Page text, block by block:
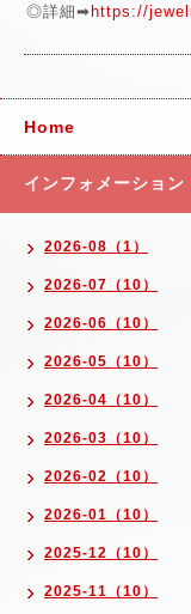
◎詳細➡ https://
Home
インフォメーション
2026-08（1）
2026-07（10）
2026-06（10）
2026-05（10）
2026-04（10）
2026-03（10）
2026-02（10）
2026-01（10）
2025-12（10）
2025-11（10）